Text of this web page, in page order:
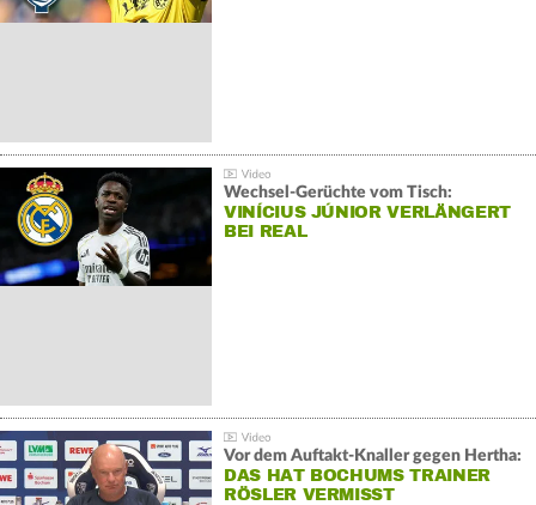
Wechsel-Gerüchte vom Tisch:
VINÍCIUS JÚNIOR VERLÄNGERT
BEI REAL
Vor dem Auftakt-Knaller gegen Hertha:
DAS HAT BOCHUMS TRAINER
RÖSLER VERMISST